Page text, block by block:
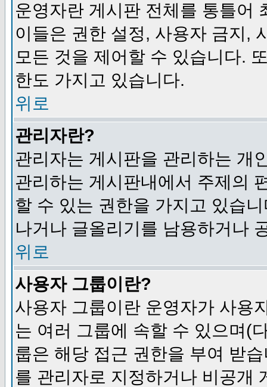
운영자란 게시판 전체를 통틀어
이들은 권한 설정, 사용자 금지,
모든 것을 제어할 수 있습니다.
한도 가지고 있습니다.
위로
관리자란?
관리자는 게시판을 관리하는 개
관리하는 게시판내에서 주제의
할 수 있는 권한을 가지고 있습
나거나 글올리기를 남용하거나
위로
사용자 그룹이란?
사용자 그룹이란 운영자가 사용
는 여러 그룹에 속할 수 있으며(
룹은 해당 접근 권한을 부여 받
를 관리자로 지정하거나 비공개